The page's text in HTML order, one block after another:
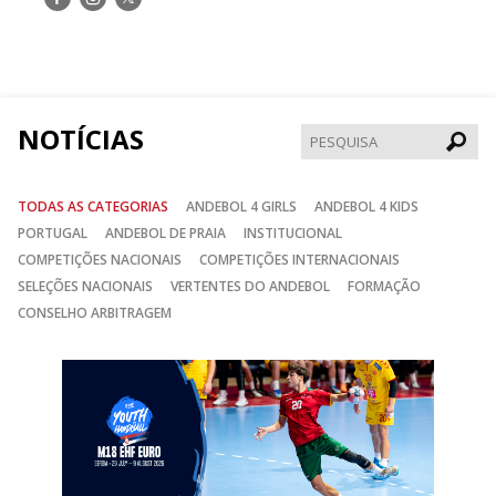
NOTÍCIAS
TODAS AS CATEGORIAS ANDEBOL 4 GIRLS
ANDEBOL 4 KIDS
PORTUGAL
ANDEBOL DE PRAIA
INSTITUCIONAL
COMPETIÇÕES NACIONAIS
COMPETIÇÕES INTERNACIONAIS
SELEÇÕES NACIONAIS
VERTENTES DO ANDEBOL
FORMAÇÃO
CONSELHO ARBITRAGEM